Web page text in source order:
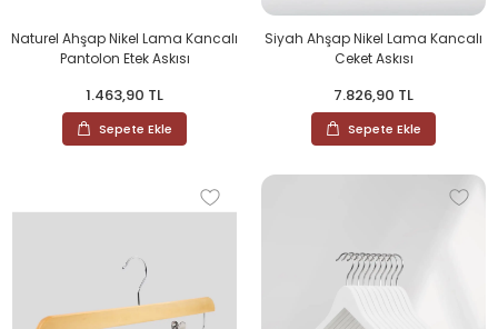
Naturel Ahşap Nikel Lama Kancalı
Pantolon Etek Askısı
1.463,90 TL
Sepete Ekle
Siyah Ahşap Nikel Lama Kancalı
Ceket Askısı
7.826,90 TL
Sepete Ekle